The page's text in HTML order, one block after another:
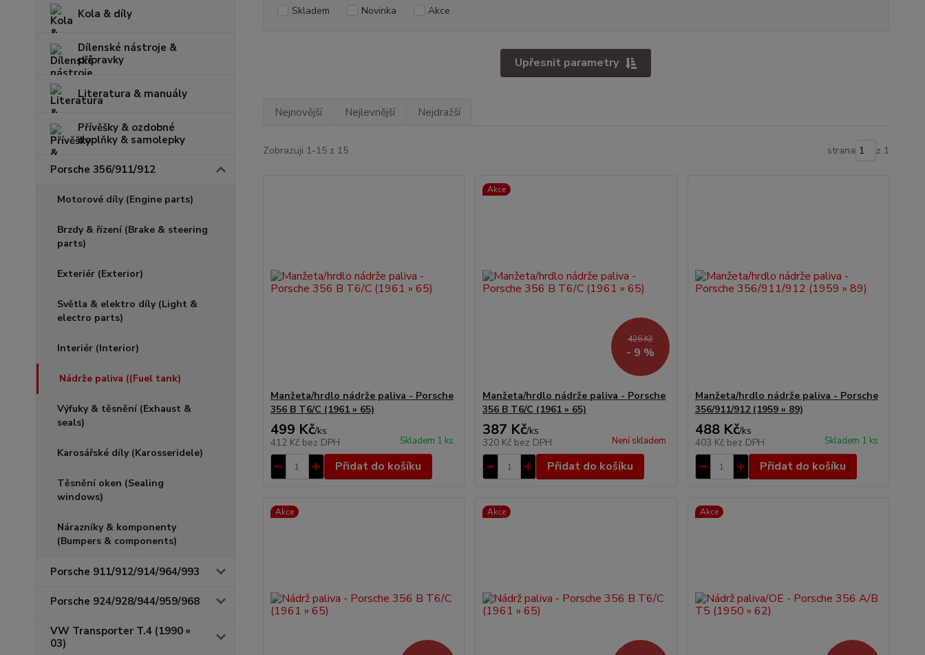
Kola & díly
Dílenské nástroje &
přípravky
Literatura & manuály
Přívěšky & ozdobné
doplňky & samolepky
Porsche 356/911/912
Motorové díly (Engine parts)
Brzdy & řízení (Brake & steering
parts)
Exteriér (Exterior)
Světla & elektro díly (Light &
electro parts)
Interiér (Interior)
Nádrže paliva ((Fuel tank)
Výfuky & těsnění (Exhaust &
seals)
Karosářské díly (Karosseridele)
Těsnění oken (Sealing
windows)
Nárazníky & komponenty
(Bumpers & components)
Porsche 911/912/914/964/993
Porsche 924/928/944/959/968
VW Transporter T.4 (1990 »
03)
Upřesnit parametry
Skladem Novinka Akce
Nejnovější Nejlevnější Nejdražší
Zobrazuji 1-15 z 15 strana z 1
Manžeta/hrdlo nádrže paliva - Porsche
356 B T6/C (1961 » 65)
499 Kč/ks
412 Kč bez DPH Skladem 1 ks
Přidat do košíku
Akce
426 Kč
- 9 %
Manžeta/hrdlo nádrže paliva - Porsche
356 B T6/C (1961 » 65)
387 Kč/ks
320 Kč bez DPH Není skladem
Přidat do košíku
Manžeta/hrdlo nádrže paliva - Porsche
356/911/912 (1959 » 89)
488 Kč/ks
403 Kč bez DPH Skladem 1 ks
Přidat do košíku
Akce Akce Akce